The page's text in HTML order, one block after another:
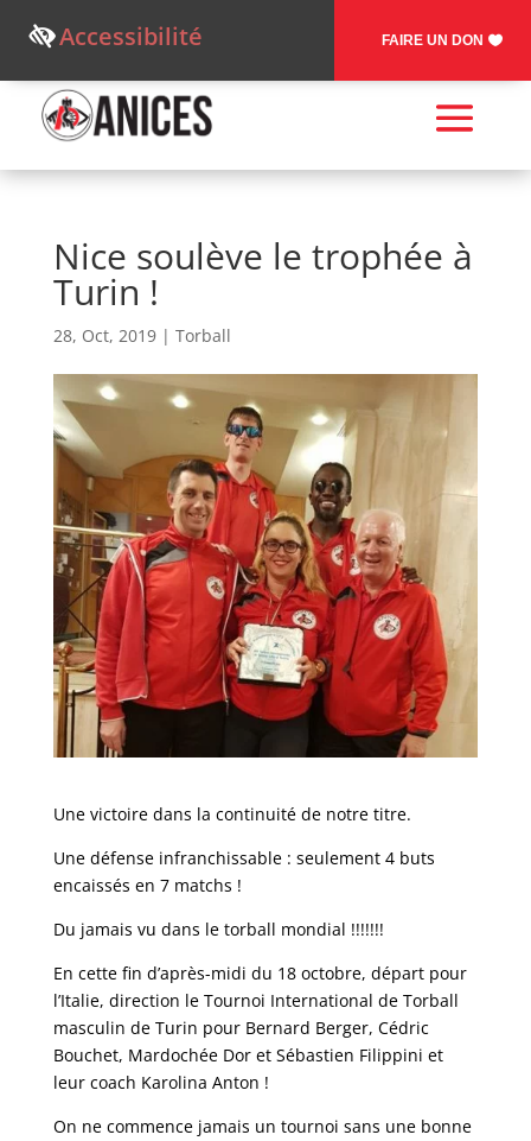
Accessibilité FAIRE UN DON
Nice soulève le trophée à
Turin !
28, Oct, 2019| Torball
Une victoire dans la continuité de notre titre.
Une défense infranchissable : seulement 4 buts
encaissés en 7 matchs !
Du jamais vu dans le torball mondial !!!!!!!
En cette fin d’après-midi du 18 octobre, départ pour
l’Italie, direction le Tournoi International de Torball
masculin de Turin pour Bernard Berger, Cédric
Bouchet, Mardochée Dor et Sébastien Filippini et
leur coach Karolina Anton !
On ne commence jamais un tournoi sans une bonne